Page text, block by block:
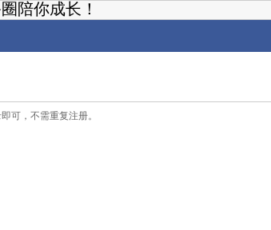
陪你成长！
可，不需重复注册。